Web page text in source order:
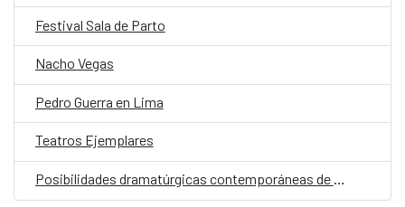
Festival Sala de Parto
Nacho Vegas
Pedro Guerra en Lima
Teatros Ejemplares
Posibilidades dramatúrgicas contemporáneas de textos narrativos y clásicos